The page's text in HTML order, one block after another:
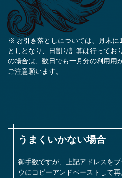
※ お引き落としについては、月末に
としとなり、日割り計算は行ってお
の場合は、数日でも一月分の利用用
ご注意願います。
うまくいかない場合
御手数ですが、上記アドレスを
ウにコピーアンドペーストして